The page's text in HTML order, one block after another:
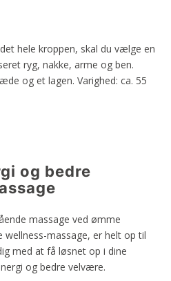
hele kroppen, skal du vælge en
ryg, nakke, arme og ben.
og et lagen. Varighed: ca. 55
og bedre
massage ved ømme
wellness-massage, er helt op til
med at få løsnet op i dine
og bedre velvære.